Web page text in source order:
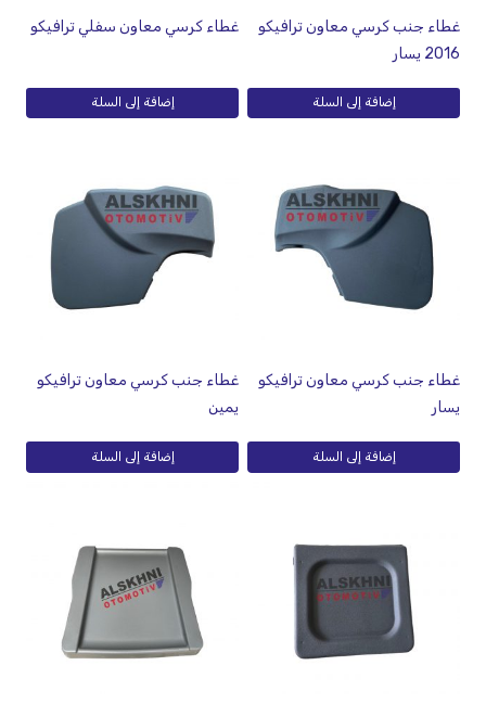
غطاء جنب كرسي معاون ترافيكو
2016 يسار
إضافة إلى السلة
غطاء كرسي معاون سفلي ترافيكو
إضافة إلى السلة
غطاء جنب كرسي معاون ترافيكو
يسار
إضافة إلى السلة
غطاء جنب كرسي معاون ترافيكو
يمين
إضافة إلى السلة